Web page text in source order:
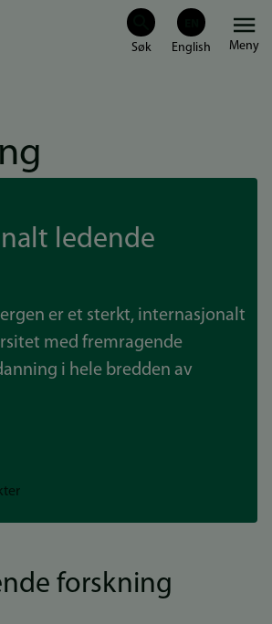
Meny
ledende
er et sterkt, internasjonalt
med fremragende
i hele bredden av
forskning